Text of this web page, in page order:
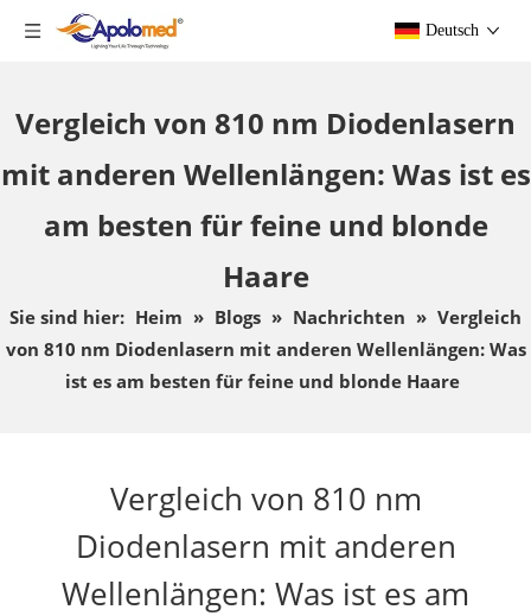
Deutsch
Vergleich von 810 nm Diodenlasern
mit anderen Wellenlängen: Was ist es
am besten für feine und blonde
Haare
Sie sind hier: Heim » Blogs » Nachrichten » Vergleich
von 810 nm Diodenlasern mit anderen Wellenlängen: Was
ist es am besten für feine und blonde Haare
Vergleich von 810 nm
Diodenlasern mit anderen
Wellenlängen: Was ist es am